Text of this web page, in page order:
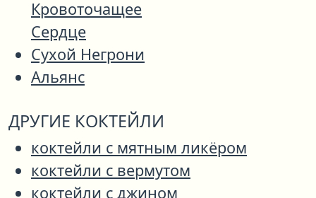
Кровоточащее
Сердце
Сухой Негрони
Альянс
ДРУГИЕ КОКТЕЙЛИ
коктейли с мятным ликёром
коктейли с вермутом
коктейли с джином